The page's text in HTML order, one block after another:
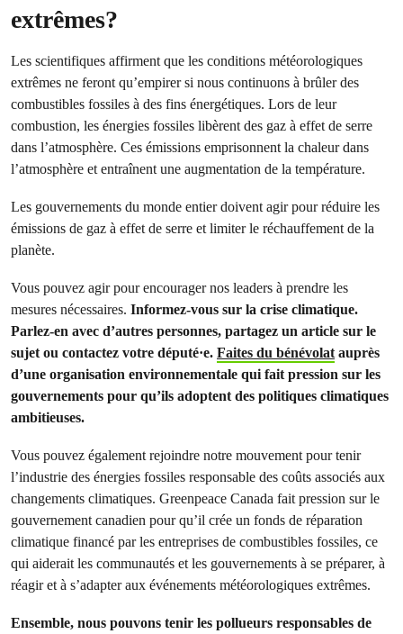
extrêmes?
Les scientifiques affirment que les conditions météorologiques
extrêmes ne feront qu’empirer si nous continuons à brûler des
combustibles fossiles à des fins énergétiques. Lors de leur
combustion, les énergies fossiles libèrent des gaz à effet de serre
dans l’atmosphère. Ces émissions emprisonnent la chaleur dans
l’atmosphère et entraînent une augmentation de la température.
Les gouvernements du monde entier doivent agir pour réduire les
émissions de gaz à effet de serre et limiter le réchauffement de la
planète.
Vous pouvez agir pour encourager nos leaders à prendre les
mesures nécessaires. Informez-vous sur la crise climatique.
Parlez-en avec d’autres personnes, partagez un article sur le
sujet ou contactez votre député·e. Faites du bénévolat auprès
d’une organisation environnementale qui fait pression sur les
gouvernements pour qu’ils adoptent des politiques climatiques
ambitieuses.
Vous pouvez également rejoindre notre mouvement pour tenir
l’industrie des énergies fossiles responsable des coûts associés aux
changements climatiques. Greenpeace Canada fait pression sur le
gouvernement canadien pour qu’il crée un fonds de réparation
climatique financé par les entreprises de combustibles fossiles, ce
qui aiderait les communautés et les gouvernements à se préparer, à
réagir et à s’adapter aux événements météorologiques extrêmes.
Ensemble, nous pouvons tenir les pollueurs responsables de